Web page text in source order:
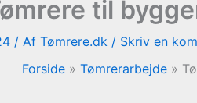
til
/ Af Tømrere.dk / Skriv en
Forside
Tømrerarbejde